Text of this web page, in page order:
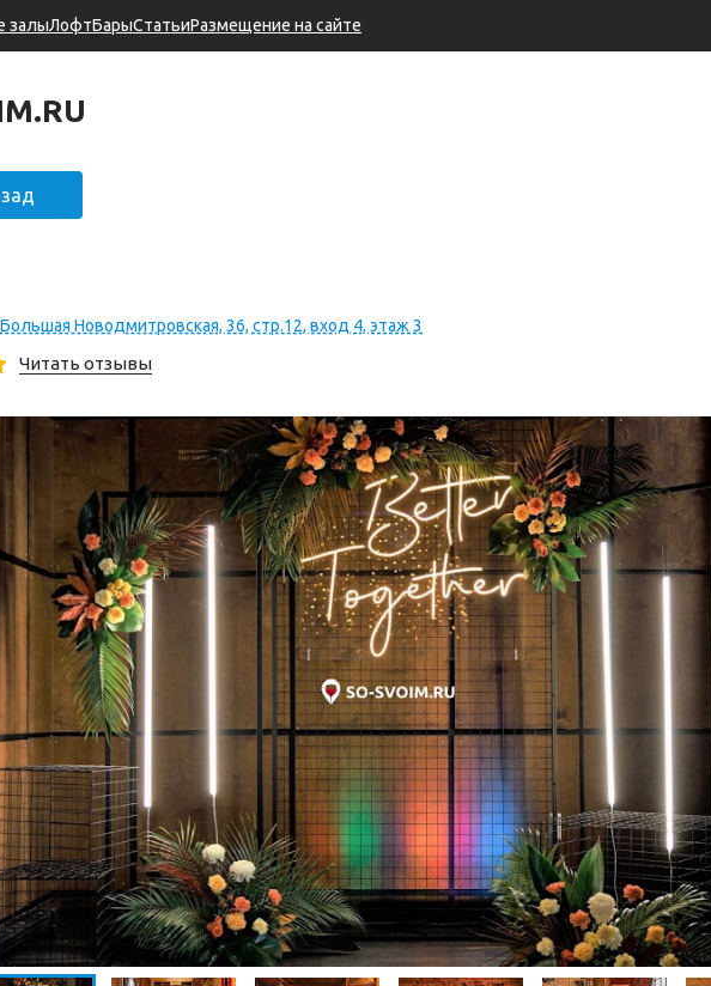
залыЛофтБарыСтатьиРазмещение на сайте
Новодмитровская, 36, стр.12, вход 4, этаж 3
Читать отзывы